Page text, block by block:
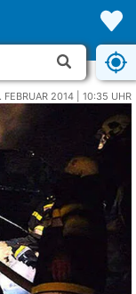
FEBRUAR 2014 | 10:35 UHR